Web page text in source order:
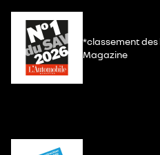
*classement des
Magazine